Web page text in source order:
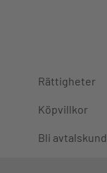
Rättigheter
Köpvillkor
Bli avtalskund